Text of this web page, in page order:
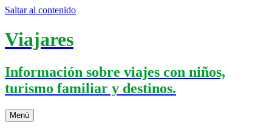
Saltar al contenido
Viajares
Información sobre viajes con niños,
turismo familiar y destinos.
Menú